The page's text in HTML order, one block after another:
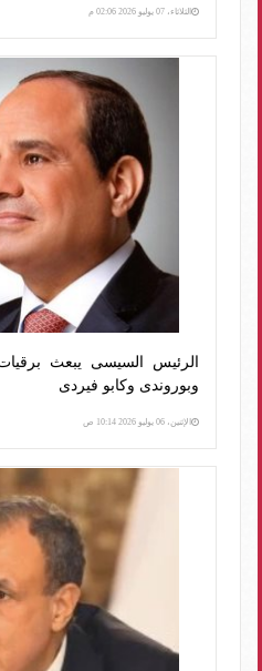
الثلاثاء، 07 يوليو 2026 02:06 م
الرئيس السيسى يبعث
وبوروندى وكابو فيردى
الإثنين، 06 يوليو 2026 10:14 ص